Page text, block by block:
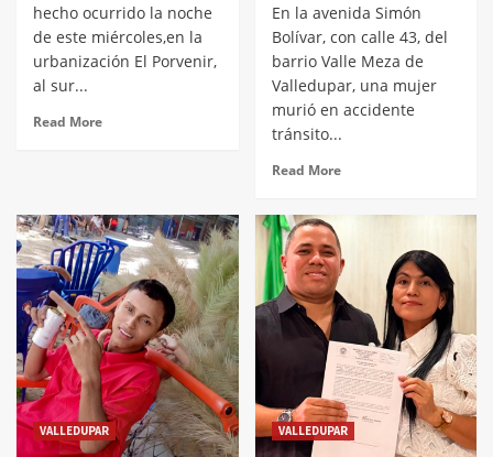
hecho ocurrido la noche
de este miércoles,en la
urbanización El Porvenir,
al sur...
Read More
En la avenida Simón
Bolívar, con calle 43, del
barrio Valle Meza de
Valledupar, una mujer
murió en accidente
tránsito...
Read More
VALLEDUPAR VALLEDUPAR